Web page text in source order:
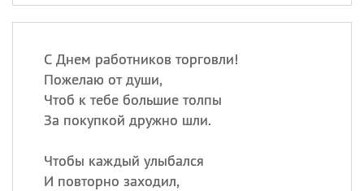
С Днем работников торговли!
Пожелаю от души,
Чтоб к тебе большие толпы
За покупкой дружно шли.
Чтобы каждый улыбался
И повторно заходил,